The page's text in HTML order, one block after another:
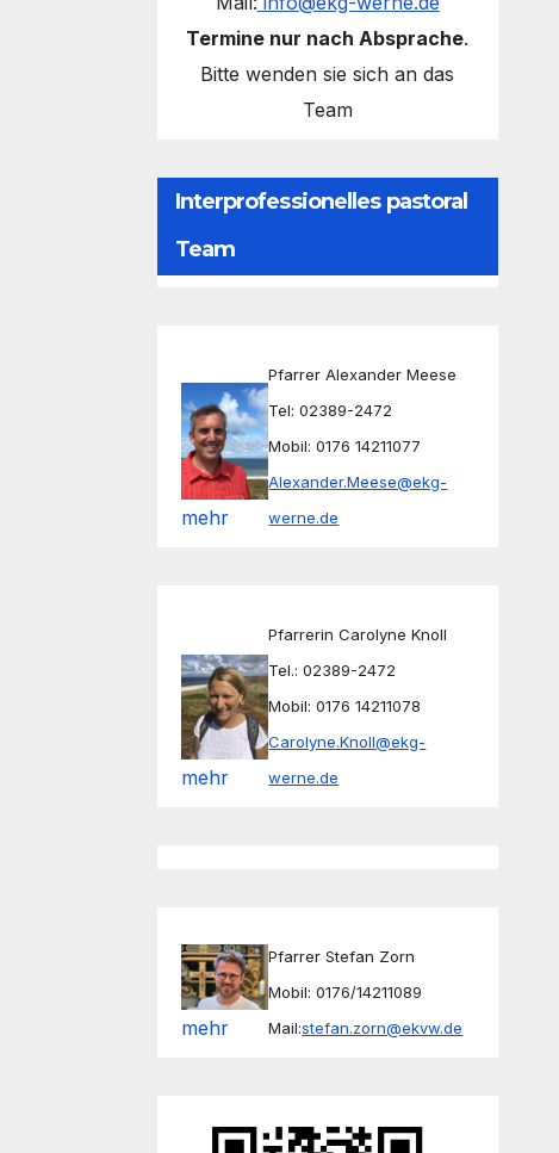
Termine nur nach Absprache.
Bitte wenden sie sich an das
Team
Interprofessionelles pastoral
Team
mehr
Pfarrer Alexander Meese
Tel: 02389-2472
Mobil: 0176 14211077
Alexander.Meese@ekg-
werne.de
mehr
Pfarrerin Carolyne Knoll
Tel.: 02389-2472
Mobil: 0176 14211078
Carolyne.Knoll@ekg-
werne.de
mehr
Pfarrer Stefan Zorn
Mobil: 0176/14211089
Mail:stefan.zorn@ekvw.de